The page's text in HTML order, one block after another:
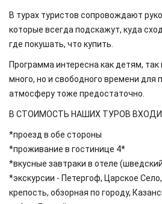
В турах туристов сопровождают
которые всегда подскажут, куда
где покушать, что купить.
Программа интересна как детям,
много, но и свободного времени для
атмосферу тоже предостаточно.
В СТОИМОСТЬ НАШИХ ТУРОВ
*проезд в обе стороны
*проживание в гостинице 4*
*вкусные завтраки в отеле
*экскурсии - Петергоф, Царское
крепость, обзорная по городу,